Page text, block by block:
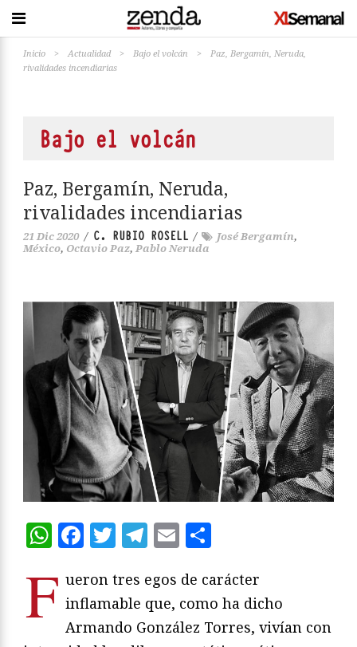
Inicio > Actualidad > Bajo el volcán >
Paz, Bergamín, Neruda,
rivalidades incendiarias
Bajo el volcán
Paz, Bergamín, Neruda,
rivalidades incendiarias
21 Dic 2020 / C. RUBIO ROSELL / José Bergamín,
México, Octavio Paz, Pablo Neruda
WhatsApp
Facebook
Twitter
Telegram
Email
F ueron tres egos de carácter
inflamable que, como ha dicho
Armando González Torres, vivían con